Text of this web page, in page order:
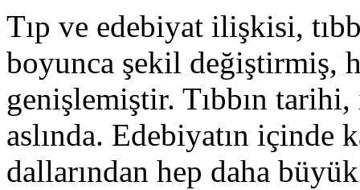
Tıp ve edebiyat ilişkisi,
boyunca şekil değiştirmiş,
genişlemiştir. Tıbbın
aslında. Edebiyatın içinde
dallarından hep daha